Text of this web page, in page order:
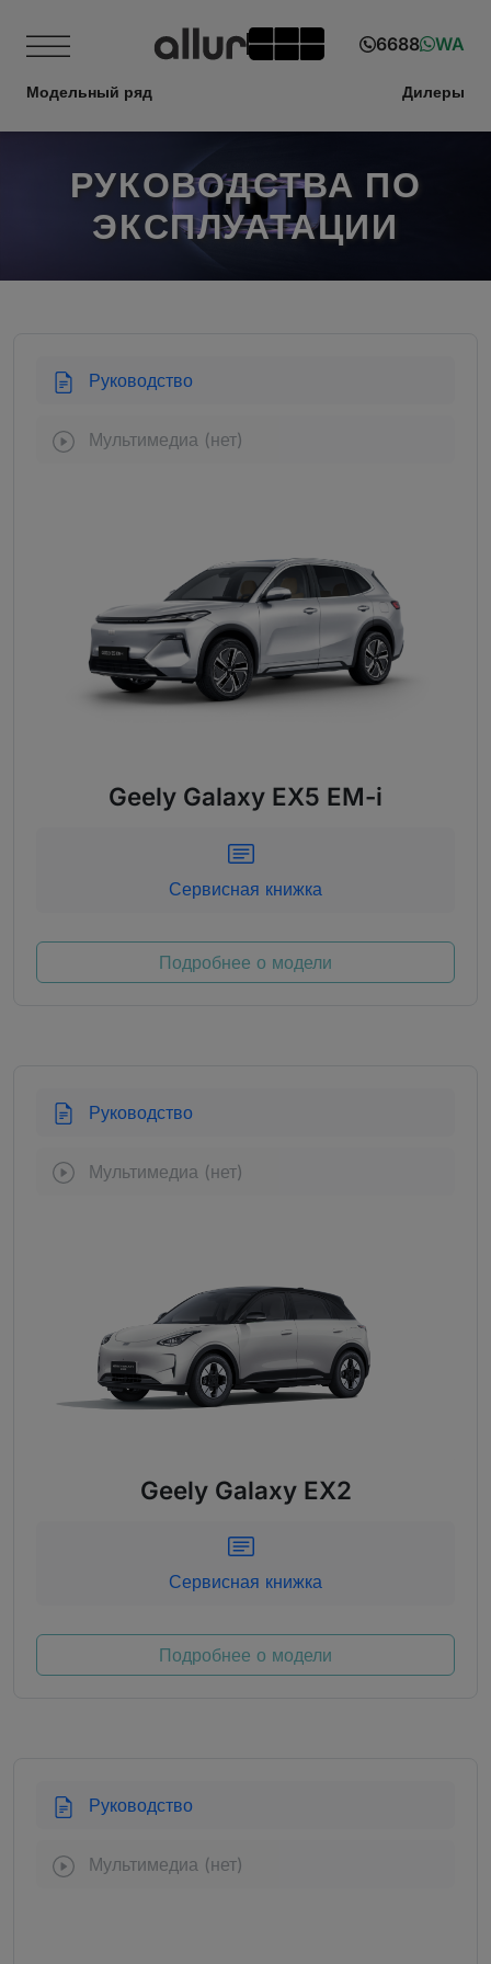
6688 WA
Модельный ряд Дилеры
РУКОВОДСТВА ПО
ЭКСПЛУАТАЦИИ
Руководство
Мультимедиа (нет)
Geely Galaxy EX5 EM-i
Сервисная книжка
Подробнее о модели
Руководство
Мультимедиа (нет)
Geely Galaxy EX2
Сервисная книжка
Подробнее о модели
Руководство
Мультимедиа (нет)